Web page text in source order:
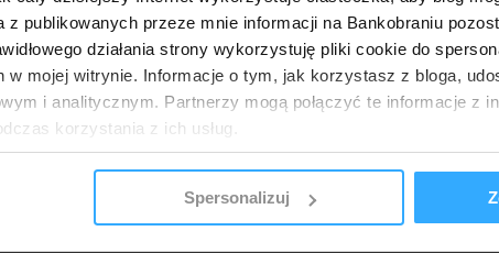
publikowanych przeze mnie informacji na Bankobraniu
działania strony wykorzystuję pliki cookie do
w mojej witrynie. Informacje o tym, jak korzystasz z bloga,
i analitycznym. Partnerzy mogą połączyć te informacje z
korzystania z ich usług.
Spersonalizuj